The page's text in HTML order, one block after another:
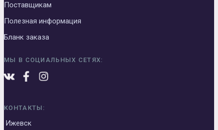
Поставщикам
Полезная информация
Бланк заказа
МЫ В СОЦИАЛЬНЫХ СЕТЯХ:
КОНТАКТЫ:
Ижевск